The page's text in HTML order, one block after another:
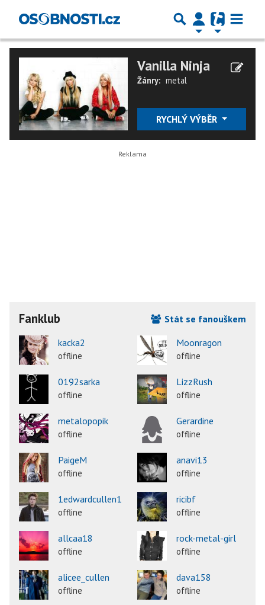
Vanilla Ninja
Žánry: metal
RYCHLÝ VÝBĚR
Fanklub
Stát se fanouškem
kacka2
offline
Moonragon
offline
0192sarka
offline
LizzRush
offline
metalopopik
offline
Gerardine
offline
PaigeM
offline
anavi13
offline
1edwardcullen1
offline
ricibf
offline
allcaa18
offline
rock-metal-girl
offline
alicee_cullen
offline
dava158
offline